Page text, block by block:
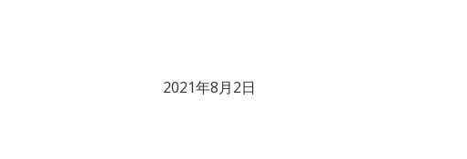
2021年8月2日